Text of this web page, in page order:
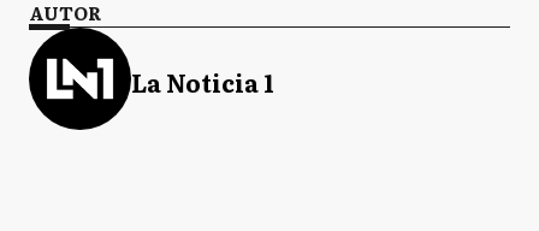
AUTOR
La Noticia 1